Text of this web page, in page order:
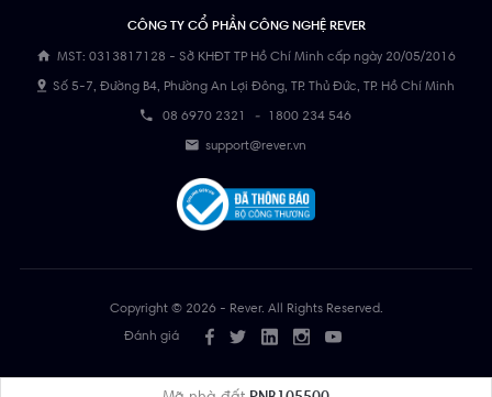
CÔNG TY CỔ PHẦN CÔNG NGHỆ REVER
MST: 0313817128 - Sở KHĐT TP Hồ Chí Minh cấp ngày 20/05/2016
Số 5-7, Đường B4, Phường An Lợi Đông, TP. Thủ Đức, TP. Hồ Chí Minh
08 6970 2321 - 1800 234 546
support@rever.vn
Copyright © 2026 - Rever. All Rights Reserved.
Đánh giá